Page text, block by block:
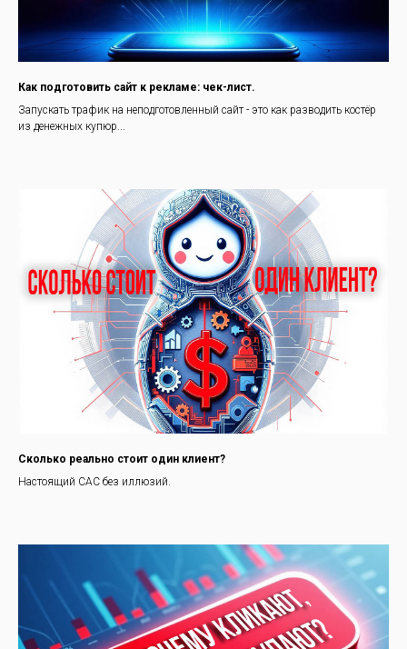
Как подготовить сайт к рекламе: чек-лист.
Запускать трафик на неподготовленный сайт - это как разводить костёр
из денежных купюр...
Сколько реально стоит один клиент?
Настоящий CAC без иллюзий.